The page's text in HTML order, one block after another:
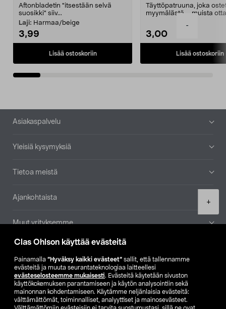
Clas Ohlson käyttää evästeitä
Painamalla ”Hyväksy kaikki evästeet” sallit, että tallennamme
evästeitä ja muuta seurantateknologiaa laitteellesi
evästeselosteemme mukaisesti. Evästeitä käytetään sivuston
käyttökokemuksen parantamiseen ja käytön analysointiin sekä
mainonnan kohdentamiseen. Käytämme neljänlaisia evästeitä:
välttämättömät, toiminnalliset, analyyttiset ja mainosevästeet.
-
+
Aftonbladetin "itsestään selvä
suosikki" siiv...
Laji: Harmaa/beige
3,99
Lisää ostoskoriin
Täyttöpatruuna, joka
myymälästä – muista
3,00
Lisää ostoskoriin
Alatunniste
Asiakaspalvelu
Yleisiä kysymyksiä
Tietoa meistä
Ajankohtaista
Muut yrityksemme
Etsi myymälä
SE NO FI
FI SV